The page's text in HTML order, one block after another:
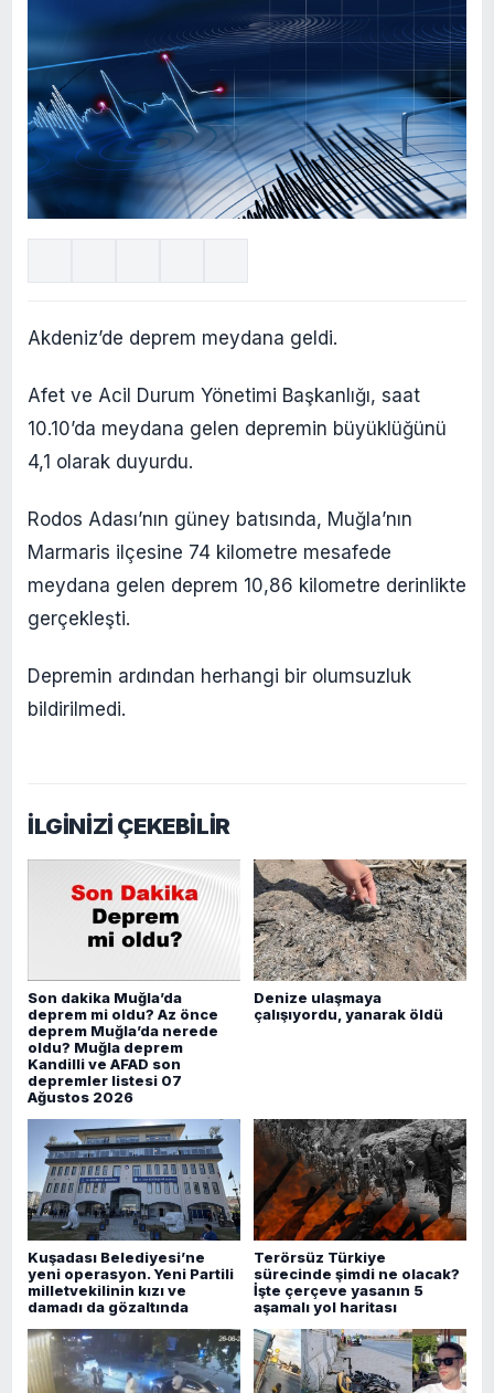
Akdeniz’de deprem meydana geldi.
Afet ve Acil Durum Yönetimi Başkanlığı, saat
10.10’da meydana gelen depremin büyüklüğünü
4,1 olarak duyurdu.
Rodos Adası’nın güney batısında, Muğla’nın
Marmaris ilçesine 74 kilometre mesafede
meydana gelen deprem 10,86 kilometre derinlikte
gerçekleşti.
Depremin ardından herhangi bir olumsuzluk
bildirilmedi.
İLGİNİZİ ÇEKEBİLİR
Son dakika Muğla’da
deprem mi oldu? Az önce
deprem Muğla’da nerede
oldu? Muğla deprem
Kandilli ve AFAD son
depremler listesi 07
Ağustos 2026
Denize ulaşmaya
çalışıyordu, yanarak öldü
Kuşadası Belediyesi’ne
yeni operasyon. Yeni Partili
milletvekilinin kızı ve
damadı da gözaltında
Terörsüz Türkiye
sürecinde şimdi ne olacak?
İşte çerçeve yasanın 5
aşamalı yol haritası